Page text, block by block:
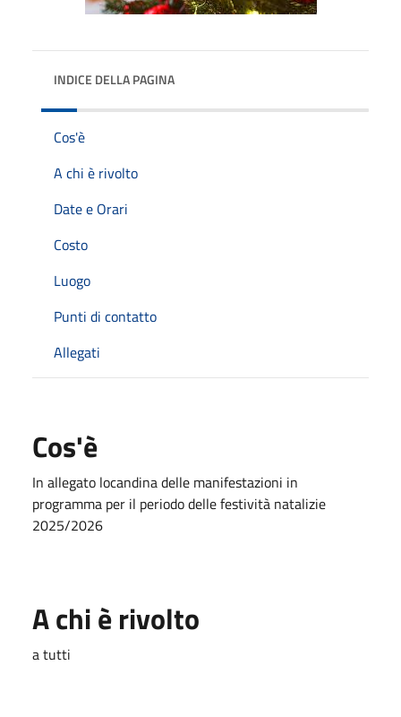
INDICE DELLA PAGINA
Cos'è
A chi è rivolto
Date e Orari
Costo
Luogo
Punti di contatto
Allegati
Cos'è
In allegato locandina delle manifestazioni in
programma per il periodo delle festività natalizie
2025/2026
A chi è rivolto
a tutti